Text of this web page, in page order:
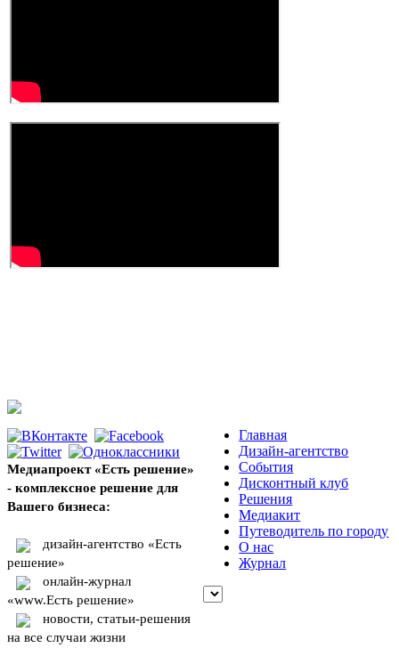
Медиапроект «Есть решение»
- комплексное решение для
Вашего бизнеса:
дизайн-агентство «Есть
решение»
онлайн-журнал
«www.Есть решение»
новости, статьи-решения
на все случаи жизни
Главная
Дизайн-агентство
События
Дисконтный клуб
Решения
Медиакит
Путеводитель по городу
О нас
Журнал